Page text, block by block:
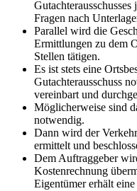
Fragen nach
Parallel wird die
Ermittlungen zu dem
Stellen tätigen.
Es ist stets eine
Gutachterausschuss
vereinbart und
Möglicherweise sind
notwendig.
Dann wird der
ermittelt und
Dem Auftraggeber
Kostenrechnung
Eigentümer erhält